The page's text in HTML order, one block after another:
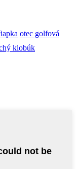
otec golfová
klobúk